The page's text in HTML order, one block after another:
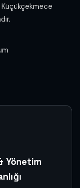
Yönetim